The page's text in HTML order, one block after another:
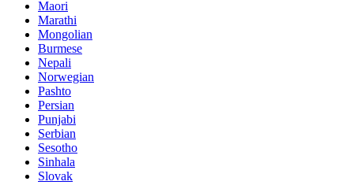
Maori
Marathi
Mongolian
Burmese
Nepali
Norwegian
Pashto
Persian
Punjabi
Serbian
Sesotho
Sinhala
Slovak